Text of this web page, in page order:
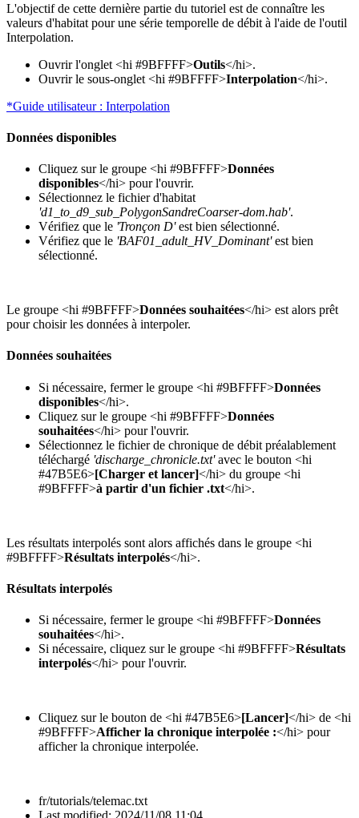
L'objectif de cette dernière partie du tutoriel est de connaître les
valeurs d'habitat pour une série temporelle de débit à l'aide de l'outil
Interpolation.
Ouvrir l'onglet <hi #9BFFFF>Outils</hi>.
Ouvrir le sous-onglet <hi #9BFFFF>Interpolation</hi>.
*Guide utilisateur : Interpolation
Données disponibles
Cliquez sur le groupe <hi #9BFFFF>Données
disponibles</hi> pour l'ouvrir.
Sélectionnez le fichier d'habitat
'd1_to_d9_sub_PolygonSandreCoarser-dom.hab'.
Vérifiez que le 'Tronçon D'est bien sélectionné.
Vérifiez que le 'BAF01_adult_HV_Dominant'est bien
sélectionné.
Le groupe <hi #9BFFFF>Données souhaitées</hi> est alors prêt
pour choisir les données à interpoler.
Données souhaitées
Si nécessaire, fermer le groupe <hi #9BFFFF>Données
disponibles</hi>.
Cliquez sur le groupe <hi #9BFFFF>Données
souhaitées</hi> pour l'ouvrir.
Sélectionnez le fichier de chronique de débit préalablement
téléchargé 'discharge_chronicle.txt'avec le bouton <hi
#47B5E6>[Charger et lancer]</hi> du groupe <hi
#9BFFFF>à partir d'un fichier .txt</hi>.
Les résultats interpolés sont alors affichés dans le groupe <hi
#9BFFFF>Résultats interpolés</hi>.
Résultats interpolés
Si nécessaire, fermer le groupe <hi #9BFFFF>Données
souhaitées</hi>.
Si nécessaire, cliquez sur le groupe <hi #9BFFFF>Résultats
interpolés</hi> pour l'ouvrir.
Cliquez sur le bouton de <hi #47B5E6>[Lancer]</hi> de <hi
#9BFFFF>Afficher la chronique interpolée :</hi> pour
afficher la chronique interpolée.
fr/tutorials/telemac.txt